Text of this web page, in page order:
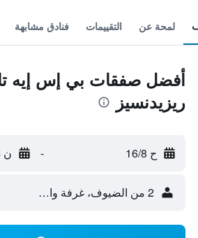
لمحة عن التقييمات فنادق مشابهة
أفضل صفقات بي إس إيه
ريزيدنسيز
ح 16/8 - ن 17/8
2 من الضيوف، غرفة واحدة